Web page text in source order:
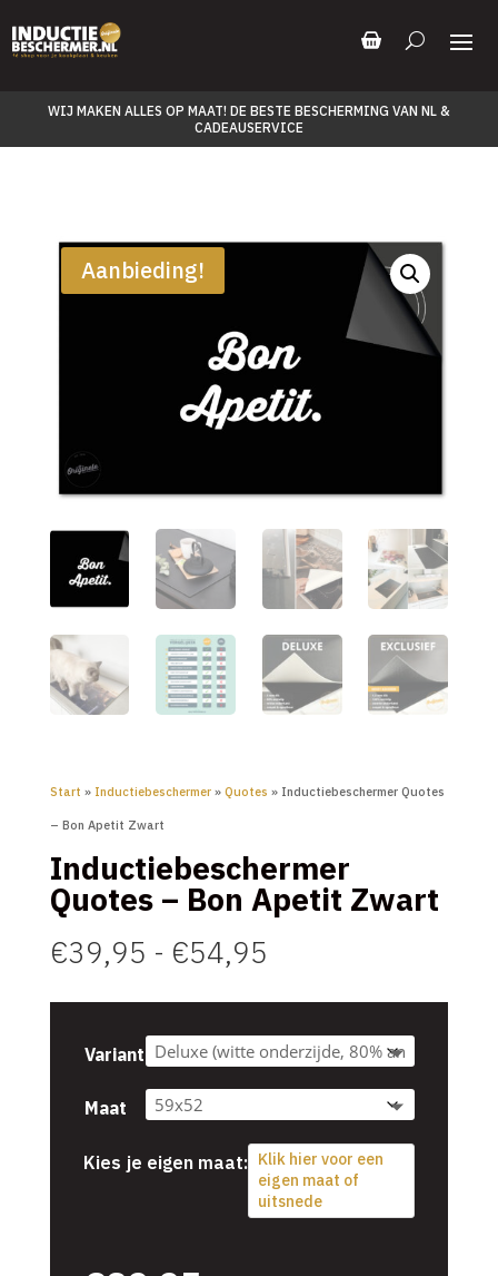
WIJ MAKEN ALLES OP MAAT! DE BESTE BESCHERMING VAN NL &
CADEAUSERVICE
Aanbieding!
Start » Inductiebeschermer» Quotes » Inductiebeschermer Quotes
– Bon Apetit Zwart
Inductiebeschermer
Quotes – Bon Apetit Zwart
€39,95 - €54,95
€54,95
Variant
Maat
Kies je eigen maat: Klik hier voor een
eigen maat of
uitsnede